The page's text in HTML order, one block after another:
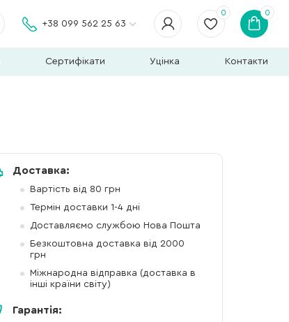
+38 099 562 25 63
0 0
Сертифікати Уцінка Контакти
Доставка:
Вартість від 80 грн
Термін доставки 1-4 дні
Доставляємо службою Нова Пошта
Безкоштовна доставка від 2000
грн
Міжнародна відправка (доставка в
інші країни світу)
Гарантія: